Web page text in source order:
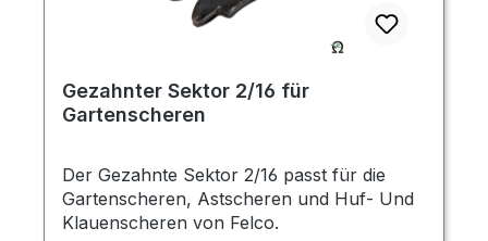
Gezahnter Sektor 2/16 für
Gartenscheren
Der Gezahnte Sektor 2/16 passt für die
Gartenscheren, Astscheren und Huf- Und
Klauenscheren von Felco.